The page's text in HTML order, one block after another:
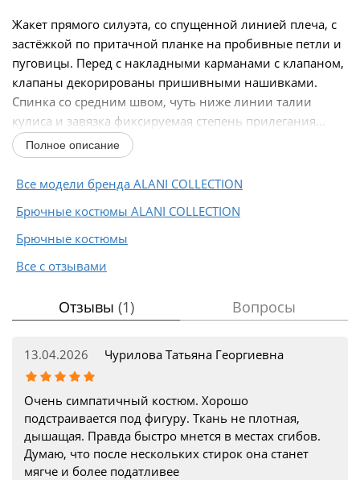
Жакет прямого силуэта, со спущенной линией плеча, с
застёжкой по притачной планке на пробивные петли и
пуговицы. Перед с накладными карманами с клапаном,
клапаны декорированы пришивными нашивками.
Спинка со средним швом, чуть ниже линии талии
кулиса и завязка фиксируемая степень прилегания...
Полное описание
Все модели бренда ALANI COLLECTION
Брючные костюмы ALANI COLLECTION
Брючные костюмы
Все с отзывами
Отзывы (1) Вопросы
13.04.2026 Чурилова Татьяна Георгиевна
Очень симпатичный костюм. Хорошо
подстраивается под фигуру. Ткань не плотная,
дышащая. Правда быстро мнется в местах сгибов.
Думаю, что после нескольких стирок она станет
мягче и более податливее